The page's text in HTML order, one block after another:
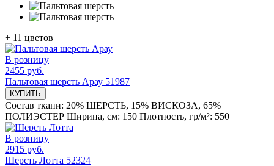
+ 11 цветов
В розницу
2455 руб.
Пальтовая шерсть Арау 51987
КУПИТЬ
Состав ткани: 20% ШЕРСТЬ, 15% ВИСКОЗА, 65%
ПОЛИЭСТЕР Ширина, см: 150 Плотность, гр/м²: 550
В розницу
2915 руб.
Шерсть Лотта 52324